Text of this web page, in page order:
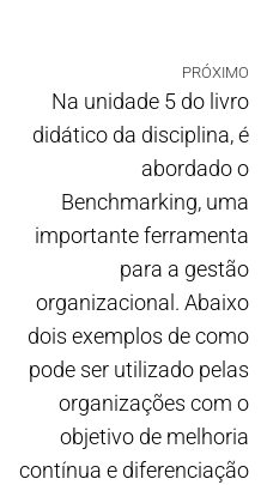
PRÓXIMO
Na unidade 5 do livro
didático da disciplina, é
abordado o
Benchmarking, uma
importante ferramenta
para a gestão
organizacional. Abaixo
dois exemplos de como
pode ser utilizado pelas
organizações com o
objetivo de melhoria
contínua e diferenciação